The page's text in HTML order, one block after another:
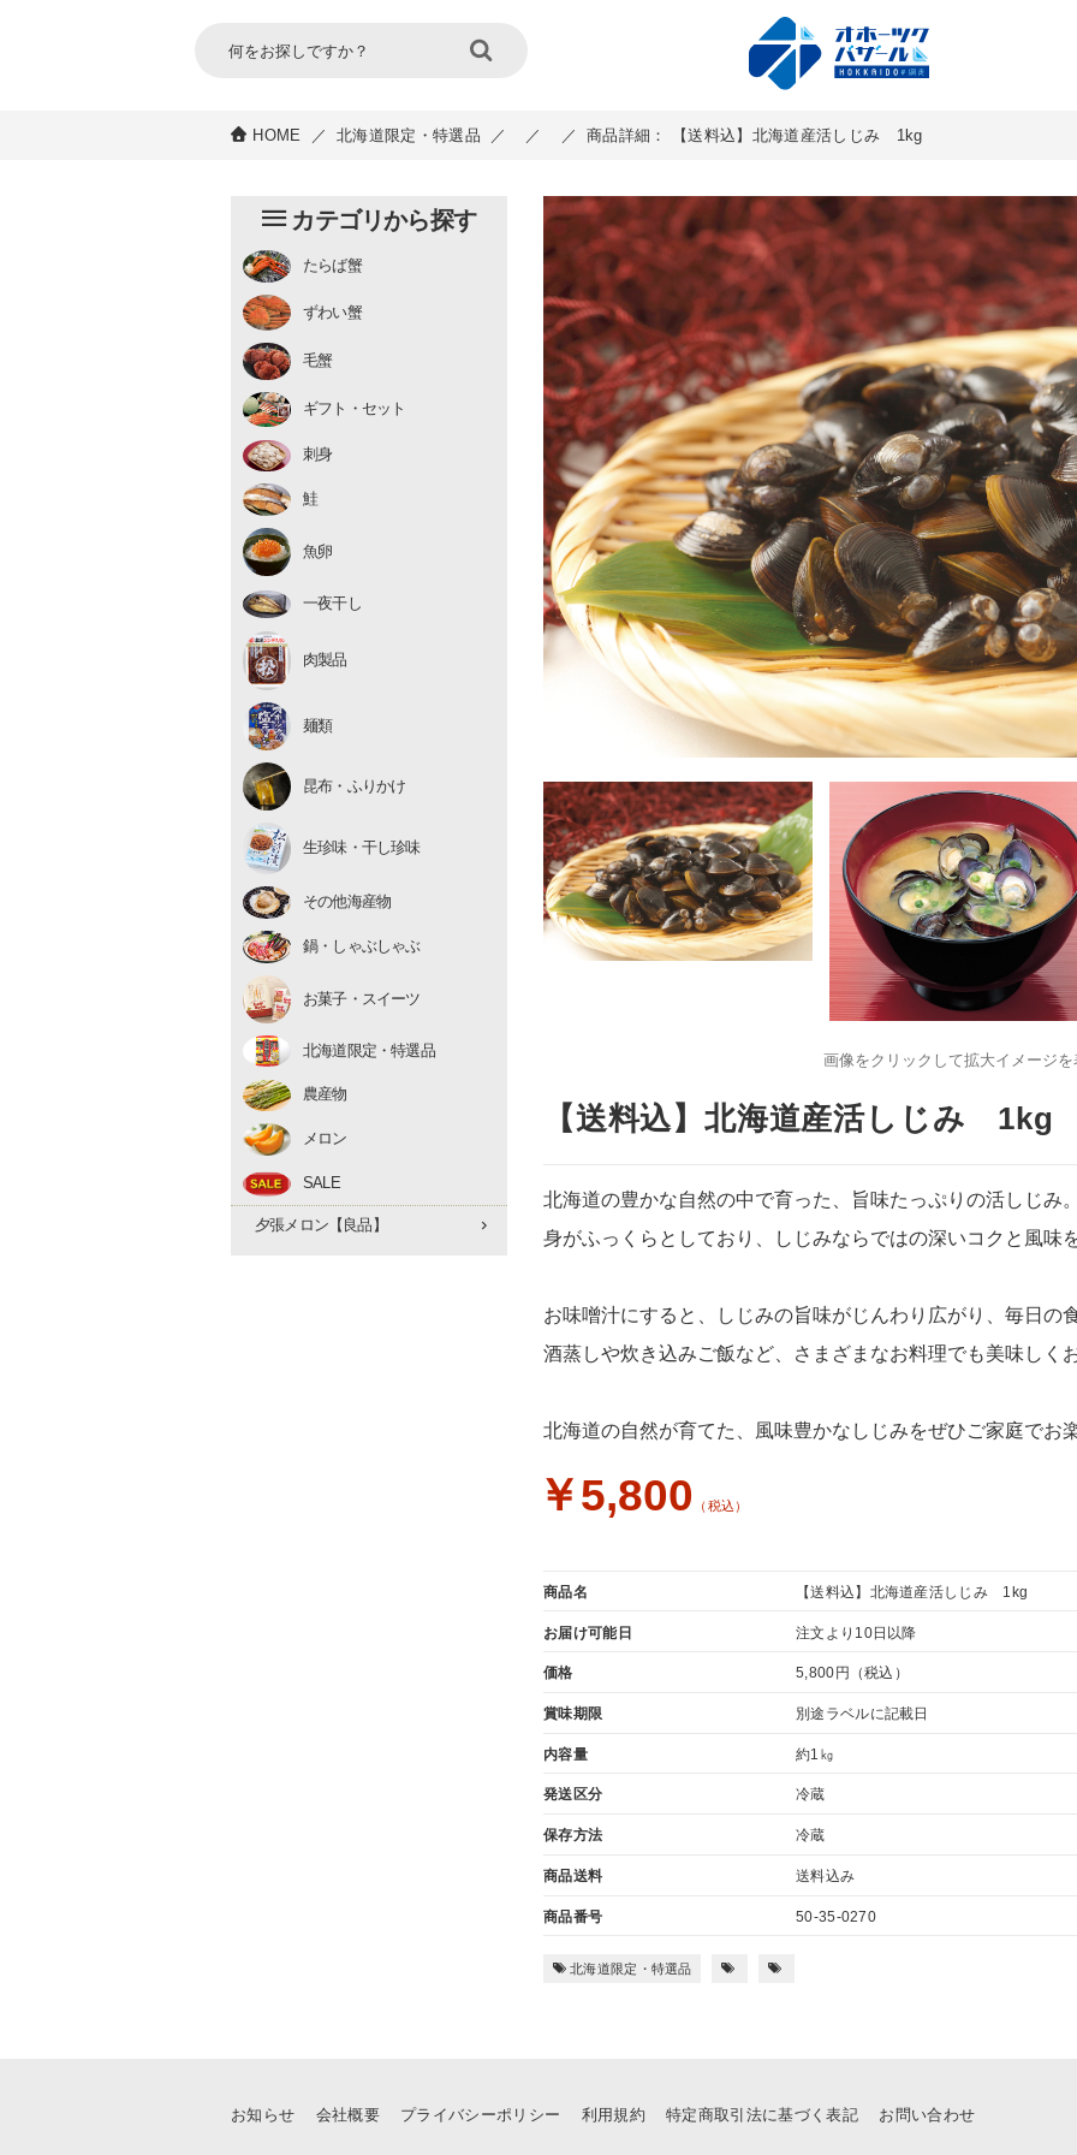
HOME ／ 北海道限定・特選品 ／ ／ ／ 商品詳細： 【送料込】北海道産活しじみ 1kg
カテゴリから探す
たらば蟹
チルド
むき身 ずわい蟹
むき身
生冷凍 毛蟹
チルド
ギフト・セット
刺身
鮭
魚卵
いくら
たらこ・明太子
数の子
一夜干し
肉製品
麺類
昆布・ふりかけ
生珍味・干し珍味
生珍味
干し珍味
その他海産物
鍋・しゃぶしゃぶ
お菓子・スイーツ
北海道限定・特選品
農産物
アスパラ
とうもろこし
たまねぎ
早期予約 10月下旬
メロン
赤肉メロン
夕張メロン【優品】
夕張メロン【良品】
SALE
画像をクリックして拡大イメージを
【送料込】北海道産活しじみ 1kg
北海道の豊かな自然の中で育った、旨味たっぷりの活しじみ
身がふっくらとしており、しじみならではの深いコクと風味
お味噌汁にすると、しじみの旨味がじんわり広がり、毎日の
酒蒸しや炊き込みご飯など、さまざまなお料理でも美味しく
北海道の自然が育てた、風味豊かなしじみをぜひご家庭でお
￥5,800 （税込）
商品名 【送料込】北海道産活しじみ 1kg
お届け可能日 注文より10日以降
価格 5,800円 （税込）
賞味期限 別途ラベルに記載日
内容量 約1㎏
発送区分 冷蔵
保存方法 冷蔵
商品送料 送料込み
商品番号 50-35-0270
北海道限定・特選品
お知らせ 会社概要 プライバシーポリシー 利用規約 特定商取引法に基づく表記 お問い合わせ